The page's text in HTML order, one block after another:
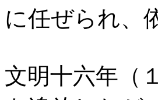
に任ぜられ、
文明十六年（